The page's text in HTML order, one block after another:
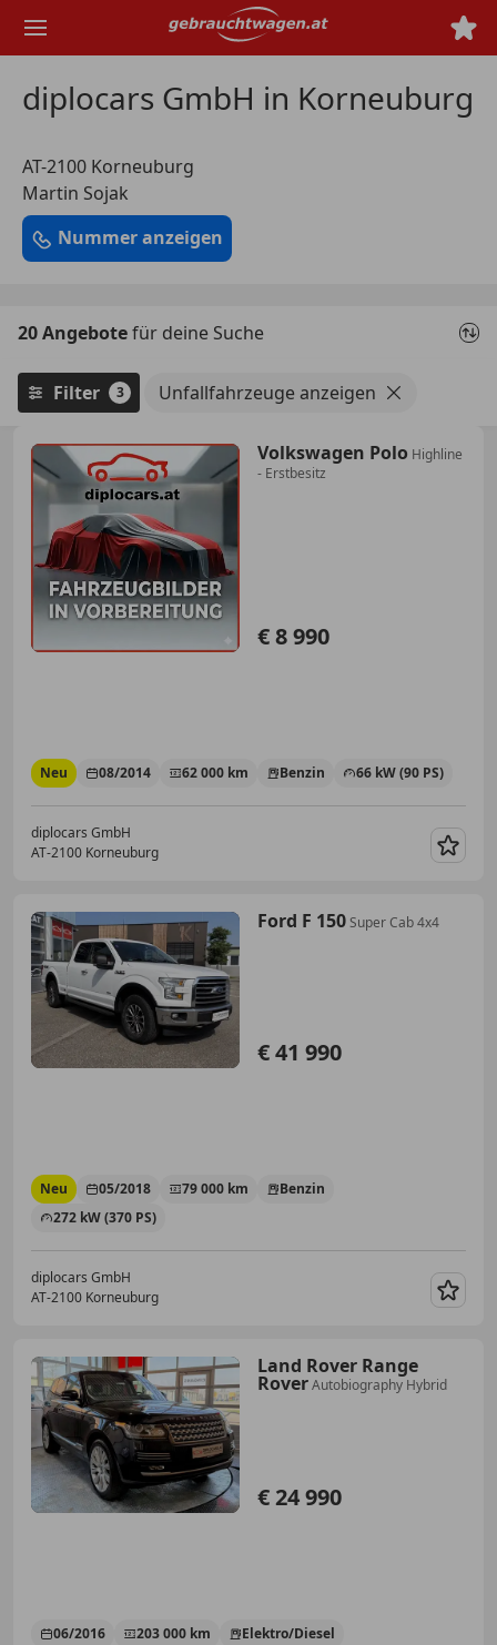
Hauptinhalt
diplocars GmbH in Korneuburg
AT-2100 Korneuburg
Martin Sojak
Nummer anzeigen
20 Angebotefür deine Suche
Filter 3 Unfallfahrzeuge anzeigen
Volkswagen Polo Highline
- Erstbesitz
€ 8 990
Neu 08/2014 62 000 km Benzin 66 kW (90 PS)
diplocars GmbH
AT-2100 Korneuburg
Ford F 150Super Cab 4x4
€ 41 990
Neu 05/2018 79 000 km
Benzin
272 kW (370 PS)
diplocars GmbH
AT-2100 Korneuburg
Land Rover Range
RoverAutobiography Hybrid
€ 24 990
06/2016 203 000 km
Elektro/Diesel